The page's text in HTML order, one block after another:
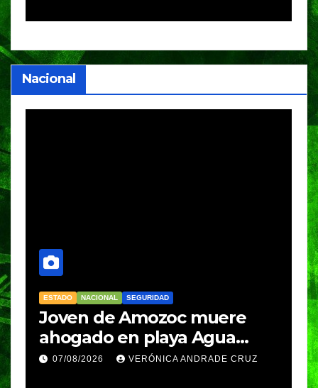
Nacional
ESTADO NACIONAL SEGURIDAD
Joven de Amozoc muere
ahogado en playa Agua
Azul, en Cazones, Veracruz
07/08/2026 VERÓNICA ANDRADE CRUZ